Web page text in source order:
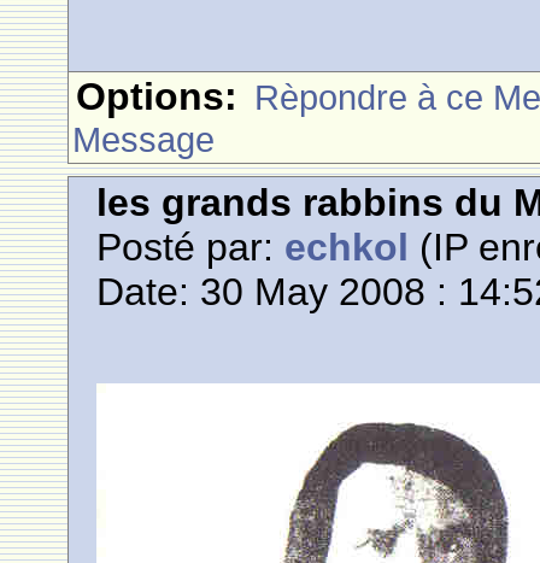
Options: Rèpondre à ce
Message
les grands rabbins du
Posté par: echkol (IP
Date: 30 May 2008 :